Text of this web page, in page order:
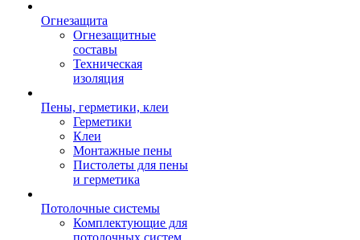
Огнезащита
Огнезащитные
составы
Техническая
изоляция
Пены, герметики, клеи
Герметики
Клеи
Монтажные пены
Пистолеты для пены
и герметика
Потолочные системы
Комплектующие для